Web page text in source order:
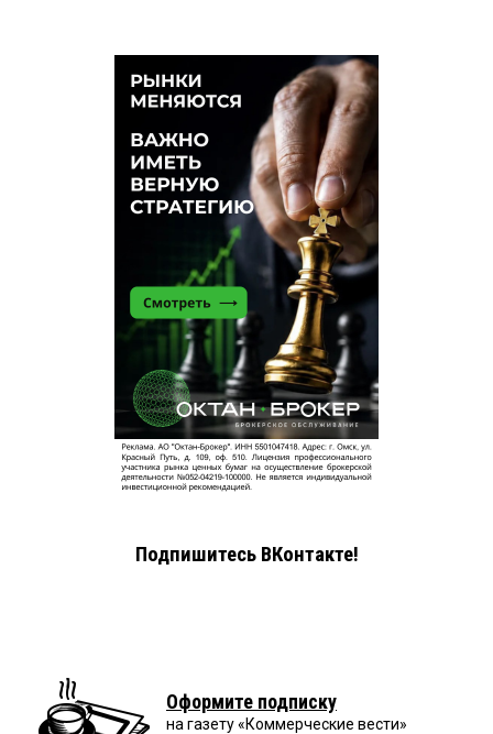
Подпишитесь ВКонтакте!
Оформите подписку
на газету «Коммерческие вести»